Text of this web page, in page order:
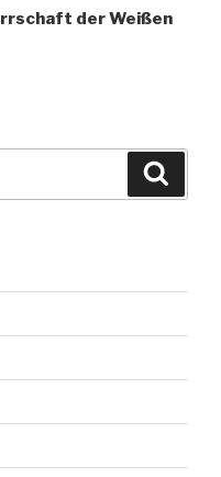
der Weißen